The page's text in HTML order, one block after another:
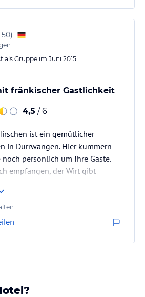
)
als Gruppe im Juni 2015
fränkischer Gastlichkeit
4,5 / 6
ist ein gemütlicher
in Dürrwangen. Hier kümmern
persönlich um Ihre Gäste.
empfangen, der Wirt gibt
ob alles in Ordnung
wird in diesem Hause groß
Ei werden gerne